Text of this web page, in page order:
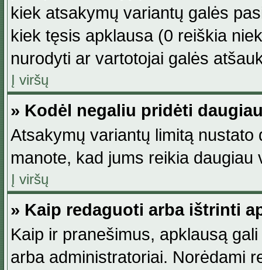
kiek atsakymų variantų galės
kiek tęsis apklausa (0 reiškia
nurodyti ar vartotojai galės
Į viršų
» Kodėl negaliu pridėti
Atsakymų variantų limitą
manote, kad jums reikia daugiau
Į viršų
» Kaip redaguoti arba ištrinti
Kaip ir pranešimus, apklausą
arba administratoriai. Norėdami